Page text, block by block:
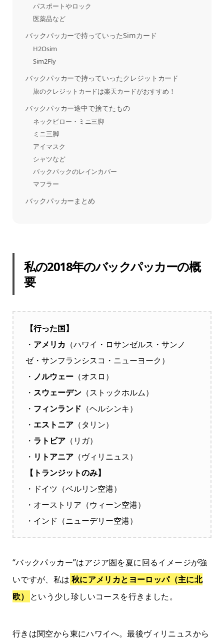
パスポートやロック
医薬品など
バックパッカーで持っていったSimカード
H2Osim
Sim2Fly
バックパッカーで持っていったクレジットカード
旅のクレジットカードは楽天カードがおすすめ！
バックパッカー途中で捨てたもの
ネックピロー・ミニ三脚
ミニ三脚
アイマスク
シャツなど
バックパックのレインカバー
マフラー
バックパッカーまとめ
私の2018年のバックパッカーの概
要
【行った国】
・ アメリカ （ハワイ・ロサンゼルス・サンノ
ゼ・サンフランシスコ・ニューヨーク）
・ ノルウェー（オスロ）
・ スウェーデン（ストックホルム）
・ フィンランド （ヘルシンキ）
・ エストニア（タリン）
・ ラトビア（リガ）
・ リトアニア（ヴィリニュス）
【トランジットのみ】
・ドイツ（ベルリン空港）
・オーストリア（ウィーン空港）
・インド（ニューデリー空港）
“バックパッカー”はアジア圏を夏に回るイメージが強
いですが、私は 秋にアメリカとヨーロッパ（主に北
欧）
という少し珍しいコースを行きました。
行きは関空から東にハワイへ。最後ヴィリニュスから